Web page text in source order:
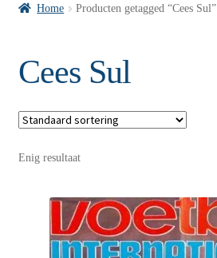
VI’s met Posters
Wie is puntertje
Home Producten getagged “Cees Sul”
Cees Sul
Enig resultaat